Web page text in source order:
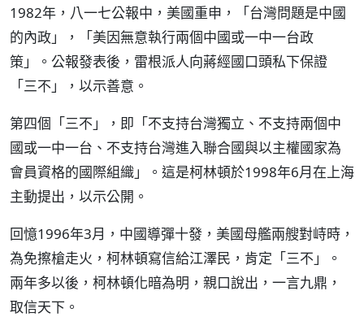
1982年，八一七公報中，美國重申，「台灣問題是中國
的內政」，「美因無意執行兩個中國或一中一台政
策」。公報發表後，雷根派人向蔣經國口頭私下保證
「三不」，以示善意。
第四個「三不」，即「不支持台灣獨立、不支持兩個中
國或一中一台、不支持台灣進入聯合國與以主權國家為
會員資格的國際組織」。這是柯林頓於1998年6月在上海
主動提出，以示公開。
回憶1996年3月，中國導彈十發，美國母艦兩艘對峙時，
為免擦槍走火，柯林頓寫信給江澤民，肯定「三不」。
兩年多以後，柯林頓化暗為明，親口說出，一言九鼎，
取信天下。